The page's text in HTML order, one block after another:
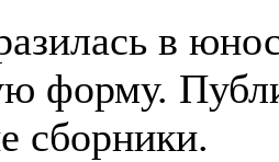
в
форму.
сборники.